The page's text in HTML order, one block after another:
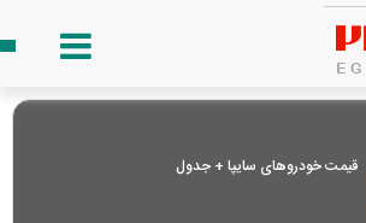
قیمت خودرو‌های سایپا + جدول